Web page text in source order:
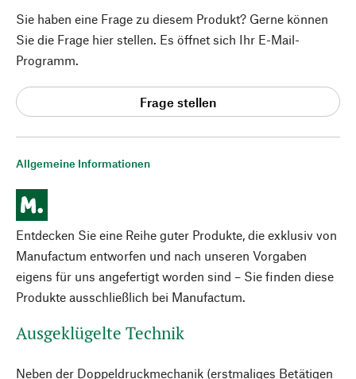
Allgemeine Informationen
Entdecken Sie eine Reihe guter Produkte, die exklusiv von
Manufactum entworfen und nach unseren Vorgaben
eigens für uns angefertigt worden sind – Sie finden diese
Produkte ausschließlich bei Manufactum.
Ausgeklügelte Technik
Neben der Doppeldruckmechanik (erstmaliges Betätigen
Sie haben eine Frage zu diesem Produkt? Gerne können
Sie die Frage hier stellen. Es öffnet sich Ihr E-Mail-
Programm.
Frage stellen